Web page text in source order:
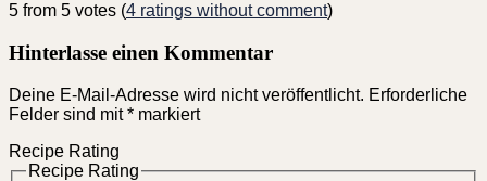
5 from 5 votes (4 ratings without comment)
Hinterlasse einen Kommentar
Deine E-Mail-Adresse wird nicht veröffentlicht. Erforderliche
Felder sind mit* markiert
Recipe Rating
Recipe Rating